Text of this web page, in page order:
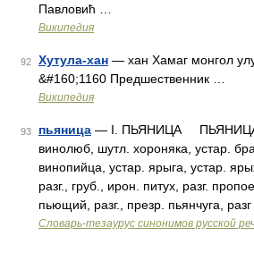
Павловић …
Википедия
92 Хутула-хан — хан Хамаг монгол
&#160;1160 Предшественник …
Википедия
93 пьяница — I. ПЬЯНИЦА ПЬЯНИЦА,
винолюб, шутл. хороняка, устар.
винопийца, устар. ярыга, устар.
разг., груб., ирон. питух, разг.
пьющий, разг., презр. пьянчуга, разг
Словарь-тезаурус синонимов русской